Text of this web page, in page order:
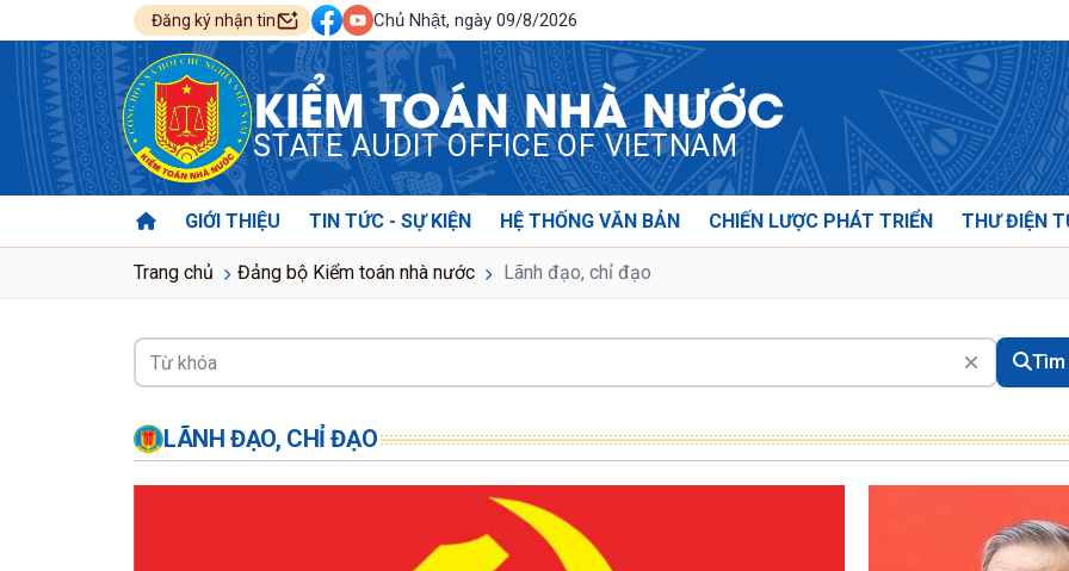
Đăng ký nhận tin Chủ Nhật, ngày 09/8/2026
KIỂM TOÁN NHÀ NƯỚC
STATE AUDIT OFFICE OF VIETNAM
GIỚI THIỆU TIN TỨC - SỰ KIỆN HỆ THỐNG VĂN BẢN CHIẾN LƯỢC PHÁT TRIỂN THƯ ĐIỆN
Trang chủ Đảng bộ Kiểm toán nhà nước Lãnh đạo, chỉ đạo
LÃNH ĐẠO, CHỈ ĐẠO